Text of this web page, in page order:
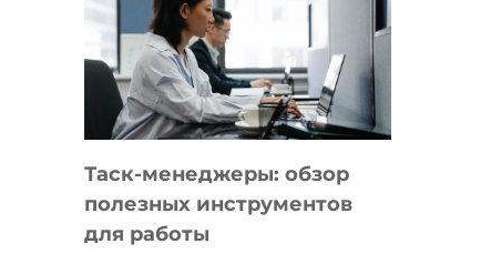
ПРЕДМЕТЫ
ПО
ИСКУССТВЕННОМУ
ИНТЕЛЛЕКТУ
Таск-менеджеры: обзор
полезных инструментов
для работы